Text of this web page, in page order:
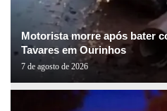
Motorista morre após bater
Tavares em Ourinhos
7 de agosto de 2026